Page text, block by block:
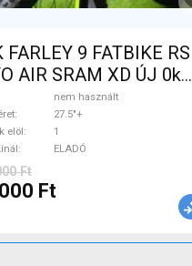
FARLEY 9 FATBIKE RS
AIR SRAM XD ÚJ 0km
27.5"+ nem használt
nem használt
27.5"+
elöl
1
ELADÓ
Ft
Ft